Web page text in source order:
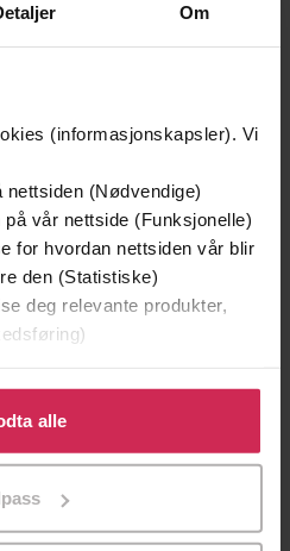
Om
(informasjonskapsler). Vi
(Nødvendige)
vår nettside (Funksjonelle)
for hvordan nettsiden vår blir
den (Statistiske)
deg relevante produkter,
gi oss ditt samtykke til å
formålene. Du kan også
formål ved å klikke
alle
Utskudd
Jørn Lier Horst
(forfatter),Scott Brick
Book Group